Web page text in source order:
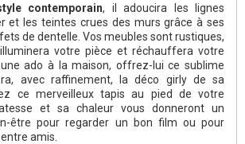
contemporain, il adoucira les lignes
et les teintes crues des murs grâce à ses
de dentelle. Vos meubles sont rustiques,
votre pièce et réchauffera votre
ado à la maison, offrez-lui ce sublime
avec raffinement, la déco girly de sa
ce merveilleux tapis au pied de votre
et sa chaleur vous donneront un
être pour regarder un bon film ou pour
amis.